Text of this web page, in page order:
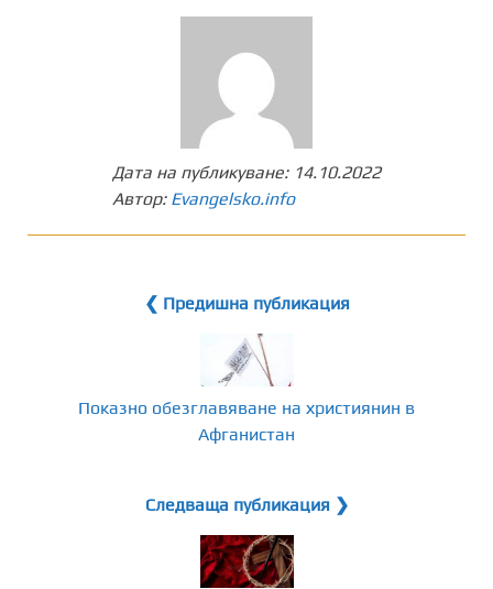
Дата на публикуване: 14.10.2022
Автор: Evangelsko.info
❮ Предишна публикация
Показно обезглавяване на християнин в
Афганистан
Следваща публикация ❯